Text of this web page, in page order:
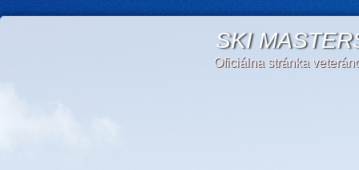
SKI
Oficiálna stránka